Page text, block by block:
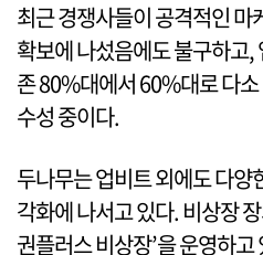
최근 경쟁사들이 공격적인
확보에 나섰음에도 불구하고
존 80%대에서 60%대로 다
수성 중이다.
두나무는 업비트 외에도 다양
각화에 나서고 있다. 비상장
권플러스 비상장’을 운영하